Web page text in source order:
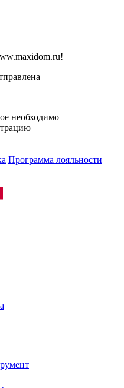
необходимо
Программа лояльности